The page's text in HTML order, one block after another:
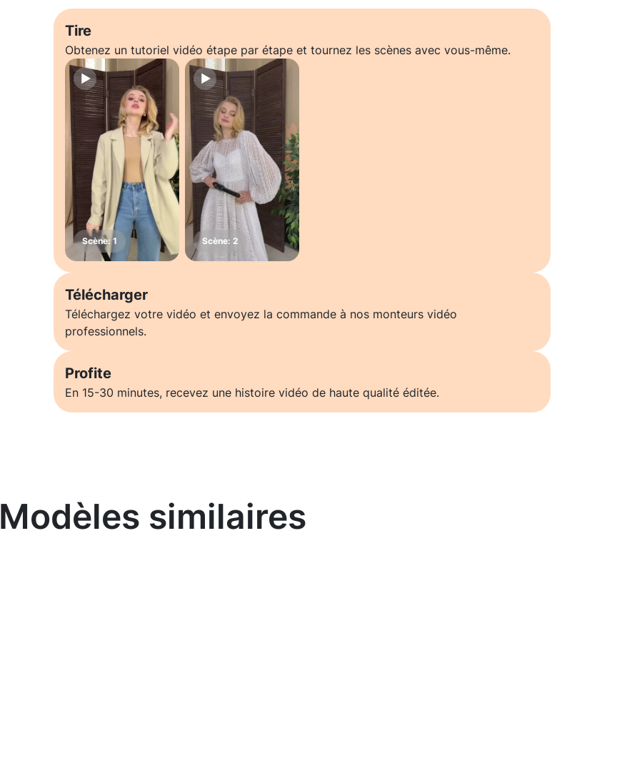
Tire
Obtenez un tutoriel vidéo étape par étape et tournez les scènes avec vous-même.
Télécharger
Téléchargez votre vidéo et envoyez la commande à nos monteurs vidéo
professionnels.
Profite
En 15-30 minutes, recevez une histoire vidéo de haute qualité éditée.
Modèles similaires